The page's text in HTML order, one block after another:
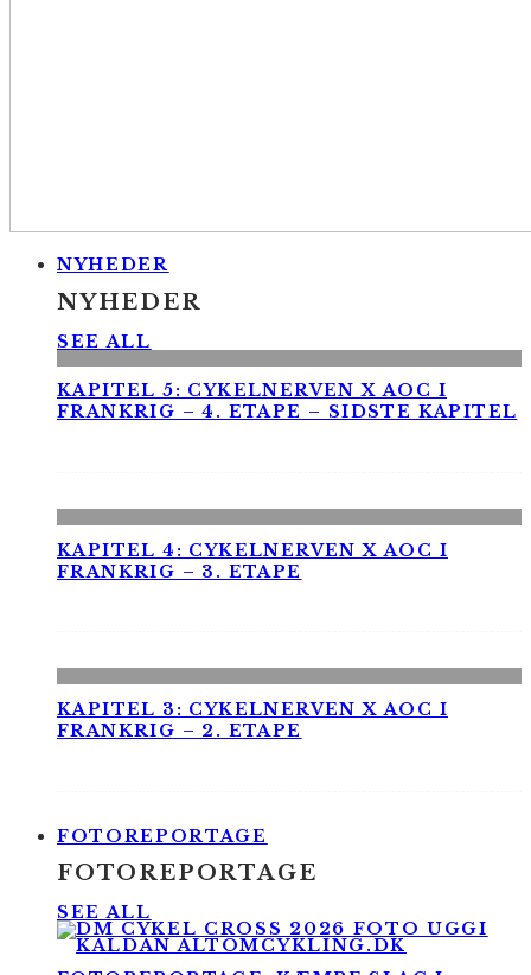
NYHEDER
NYHEDER
SEE ALL
KAPITEL 5: CYKELNERVEN X AOC I
FRANKRIG – 4. ETAPE – SIDSTE KAPITEL
KAPITEL 4: CYKELNERVEN X AOC I
FRANKRIG – 3. ETAPE
KAPITEL 3: CYKELNERVEN X AOC I
FRANKRIG – 2. ETAPE
FOTOREPORTAGE
FOTOREPORTAGE
SEE ALL